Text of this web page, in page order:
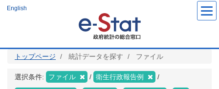
ツ
English
トップページ 統計データを探す ファイル
選択条件: ファイル 衛生行政報告例